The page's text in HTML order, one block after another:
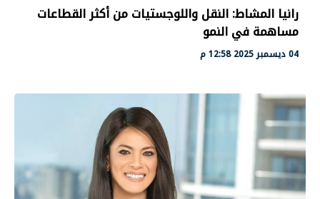
رانيا المشاط: النقل واللوجستيات من أكثر القطاعات
مساهمة في النمو
04 ديسمبر 2025 12:58 م